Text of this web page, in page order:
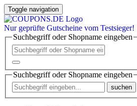
Toggle navigation
Nur geprüfte Gutscheine vom Testsieger!
Suchbegriff oder Shopname eingeben
Suchbegriff oder Shopname eingeben
suchen